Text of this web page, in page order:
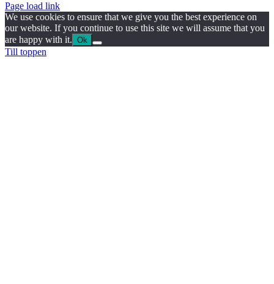
Page load link
We use cookies to ensure that we give you the best experience on
our website. If you continue to use this site we will assume that you
are happy with it. Ok
Till toppen